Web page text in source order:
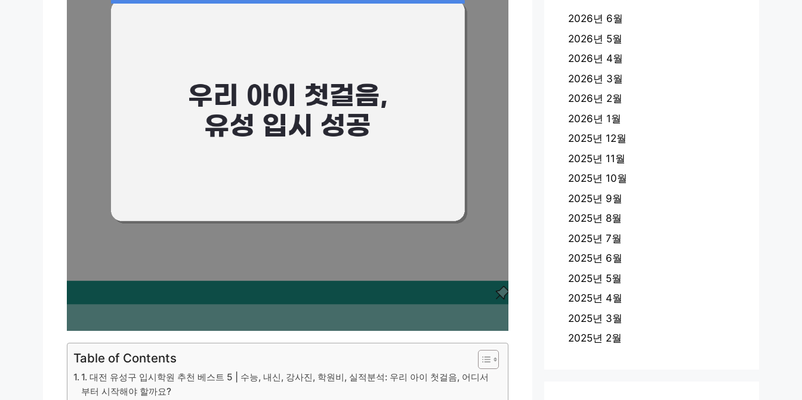
Table of Contents
1. 대전 유성구 입시학원 추천 베스트 5 | 수능, 내신, 강사진, 학원비, 실적분석: 우리 아이 첫걸음, 어디서
부터 시작해야 할까요?
2026년 6월
2026년 5월
2026년 4월
2026년 3월
2026년 2월
2026년 1월
2025년 12월
2025년 11월
2025년 10월
2025년 9월
2025년 8월
2025년 7월
2025년 6월
2025년 5월
2025년 4월
2025년 3월
2025년 2월